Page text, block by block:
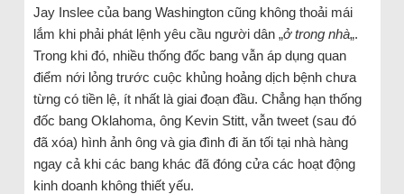
Jay Inslee của bang Washington cũng không thoải mái
lắm khi phải phát lệnh yêu cầu người dân „ở trong nhà„.
Trong khi đó, nhiều thống đốc bang vẫn áp dụng quan
điểm nới lỏng trước cuộc khủng hoảng dịch bệnh chưa
từng có tiền lệ, ít nhất là giai đoạn đầu. Chẳng hạn thống
đốc bang Oklahoma, ông Kevin Stitt, vẫn tweet (sau đó
đã xóa) hình ảnh ông và gia đình đi ăn tối tại nhà hàng
ngay cả khi các bang khác đã đóng cửa các hoạt động
kinh doanh không thiết yếu.